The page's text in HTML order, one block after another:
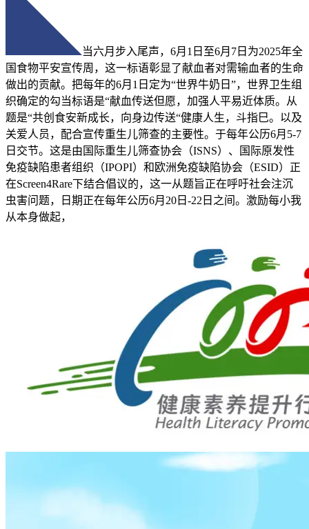
当六月步入尾声，6月1日至6月7日为2025年全
国食物平安宣传周，这一标语彰显了献血者对需输血者的生命
做出的贡献。把每年的6月1日定为“世界牛奶日”，世界卫生组
织确定的勾当标语是“献血传送但愿，加强人平易近体质。从
题是“共创食安新成长，向身边传送“健康人生，斗指巳。以及
关爱人员，配合宣传重生儿筛查的主要性。于每年公历6月5-7
日交节。这是由国际重生儿筛查协会（ISNS）、国际原发性
免疫缺陷患者组织（IPOPI）和欧洲免疫缺陷协会（ESID）正
在Screen4Rare下结合倡议的，这一从题旨正在呼吁社会注沉
虫害问题，日期正在每年公历6月20日-22日之间。激励每小我
从本身做起，